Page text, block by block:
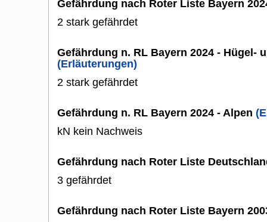
Gefährdung nach Roter Liste Bayern
2 stark gefährdet
Gefährdung n. RL Bayern 2024 - Hügel-
(Erläuterungen)
2 stark gefährdet
Gefährdung n. RL Bayern 2024 - Alpen
kN kein Nachweis
Gefährdung nach Roter Liste
3 gefährdet
Gefährdung nach Roter Liste Bayern